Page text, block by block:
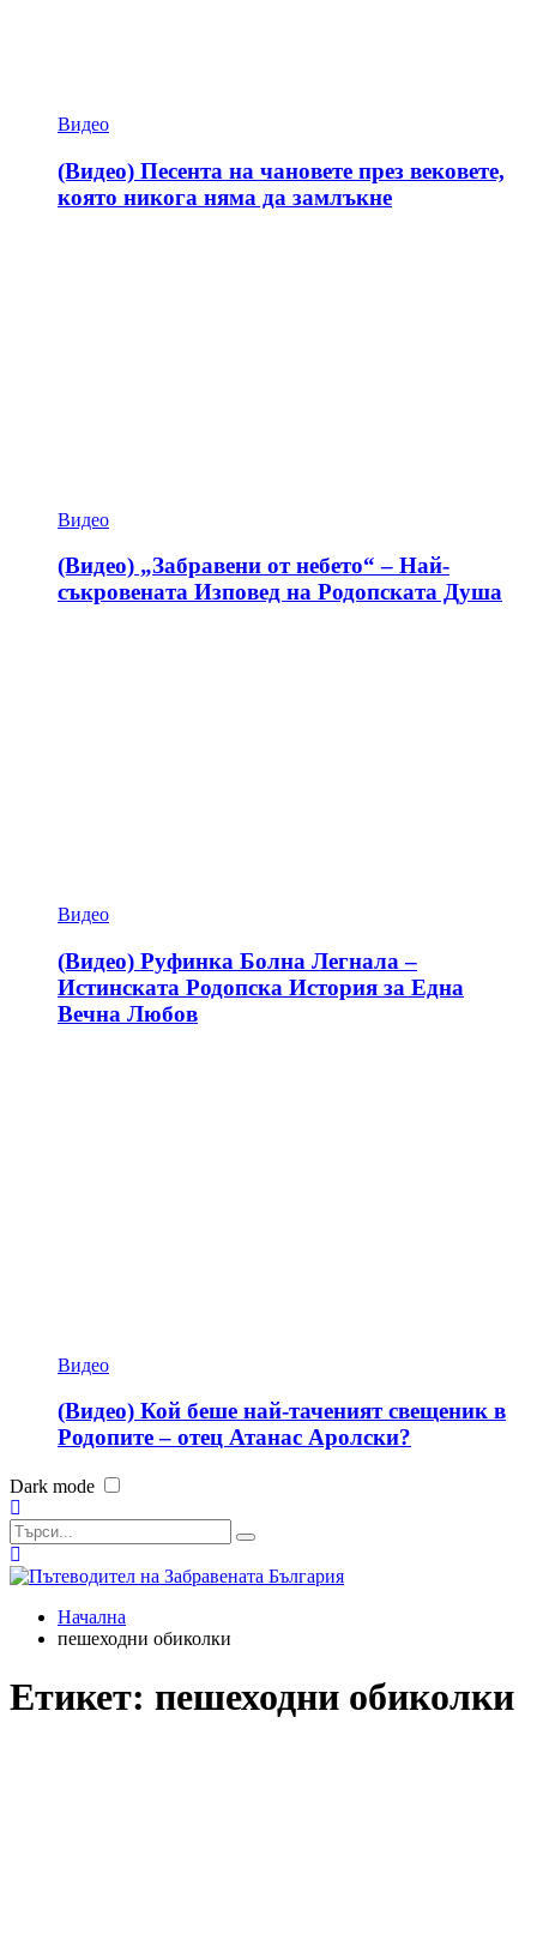
Видео
(Видео) Песента на чановете през вековете,
която никога няма да замлъкне
Видео
(Видео) „Забравени от небето“ – Най-
съкровената Изповед на Родопската Душа
Видео
(Видео) Руфинка Болна Легнала –
Истинската Родопска История за Една
Вечна Любов
Видео
(Видео) Кой беше най-таченият свещеник в
Родопите – отец Атанас Аролски?
Dark mode
Начална
пешеходни обиколки
Етикет: пешеходни обиколки